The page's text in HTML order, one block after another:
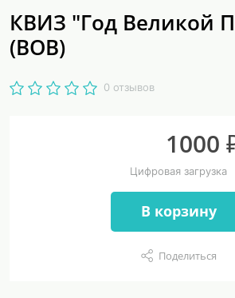
КВИЗ "Год Великой
(ВОВ)
0 отзывов
1000
Цифровая загрузка
В корзину
Поделиться